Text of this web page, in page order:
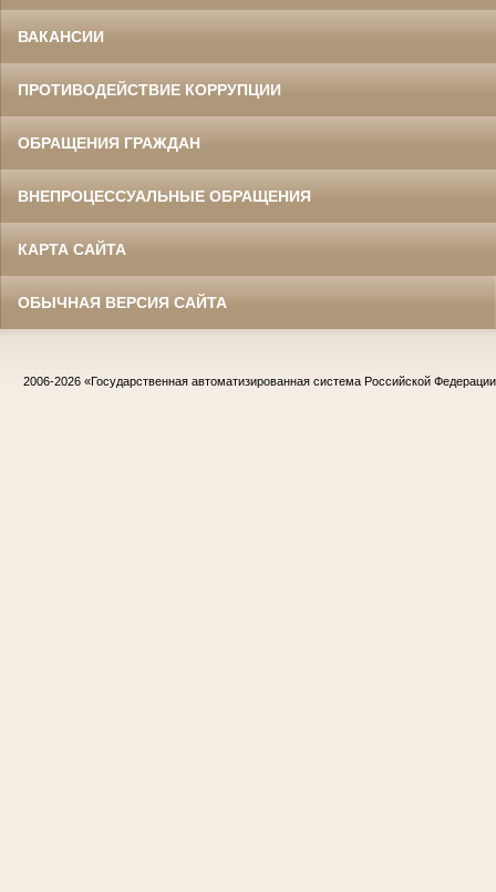
ВАКАНСИИ
ПРОТИВОДЕЙСТВИЕ КОРРУПЦИИ
ОБРАЩЕНИЯ ГРАЖДАН
ВНЕПРОЦЕССУАЛЬНЫЕ ОБРАЩЕНИЯ
КАРТА САЙТА
ОБЫЧНАЯ ВЕРСИЯ САЙТА
2006-2026 «Государственная автоматизированная система Российской